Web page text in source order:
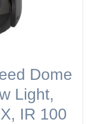
Dome
Light,
IR 100